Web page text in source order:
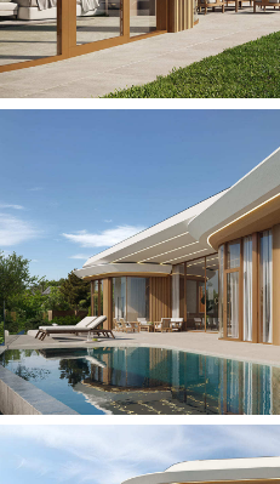
Проект —
Награды и
Контакты
3D-Анимация
Дизайн интерьеров
Архитектура
Архитектурная
студия